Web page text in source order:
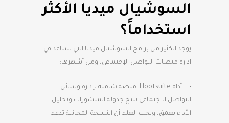
السوشيال ميديا الأكثر
استخداماً؟
يوجد الكثير من برامج السوشيال ميديا التي تساعد في
ادارة منصات التواصل الإجتماعي، ومن أشهرها:
أداة Hootsuite: منصة شاملة لإدارة وسائل
التواصل الاجتماعي تتيح جدولة المنشورات وتحليل
الأداء بعمق، ويجب العلم أن النسخة المجانية تدعم